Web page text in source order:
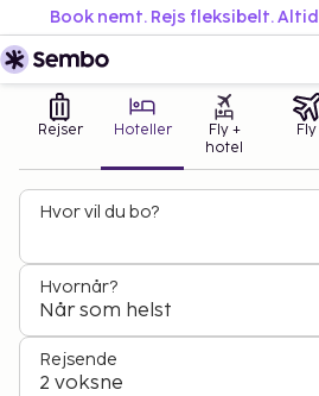
Book nemt. Rejs fleksibelt.
Rejser Hoteller
Fly +
hotel
Fly
Hvor vil du bo?
Hvornår?
Når som helst
Rejsende
2 voksne